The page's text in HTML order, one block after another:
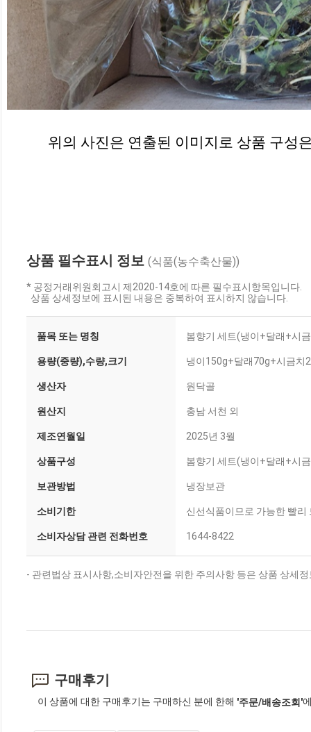
위의 사진은 연출된 이미지로 상품 구성
상품 필수표시 정보 (식품(농수축산물))
* 공정거래위원회고시 제2020-14호에 따른 필수표시항목입니다.
상품 상세정보에 표시된 내용은 중복하여 표시하지 않습니다.
품목 또는 명칭 봄향기 세트(냉이+달래+시
용량(중량),수량,크기 냉이150g+달래70g+시금치
생산자 원닥골
원산지 충남 서천 외
제조연월일 2025년 3월
상품구성 봄향기 세트(냉이+달래+시
보관방법 냉장보관
소비기한 신선식품이므로 가능한 빨리
소비자상담 관련 전화번호 1644-8422
- 관련법상 표시사항,소비자안전을 위한 주의사항 등은 상품 상세
구매후기
이 상품에 대한 구매후기는 구매하신 분에 한해 '주문/배송조회'